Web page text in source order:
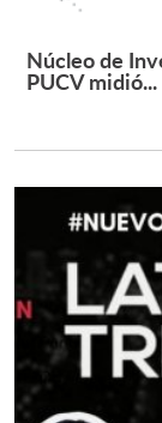
Núcleo de
PUCV midió...